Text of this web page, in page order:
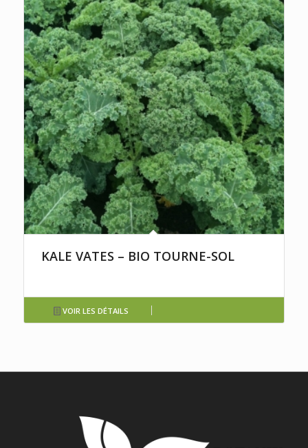
KALE VATES – BIO TOURNE-SOL
VOIR LES DÉTAILS